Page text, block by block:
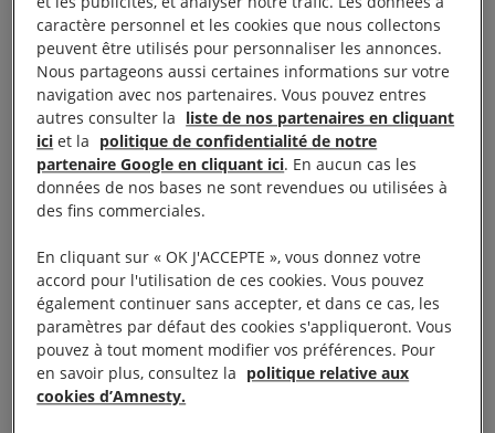
Foire aux livres à Tomblaine les 18 et 19 octobre
13 h à 18 h 00 le samedi 18 . 10 h à 17 h 00 le
dimanche
Salle Stéphane Hessel Bd Henri Barbusse
caractère personnel et les cookies que nous collectons
peuvent être utilisés pour personnaliser les annonces.
Nous partageons aussi certaines informations sur votre
navigation avec nos partenaires. Vous pouvez entres
autres consulter la liste de nos partenaires en cliquant
ici et la politique de confidentialité de notre
partenaire Google en cliquant ici. En aucun cas les
données de nos bases ne sont revendues ou utilisées à
des fins commerciales.
En cliquant sur « OK J'ACCEPTE », vous donnez votre
accord pour l'utilisation de ces cookies. Vous pouvez
également continuer sans accepter, et dans ce cas, les
paramètres par défaut des cookies s'appliqueront. Vous
pouvez à tout moment modifier vos préférences. Pour
en savoir plus, consultez la politique relative aux
cookies d’Amnesty.